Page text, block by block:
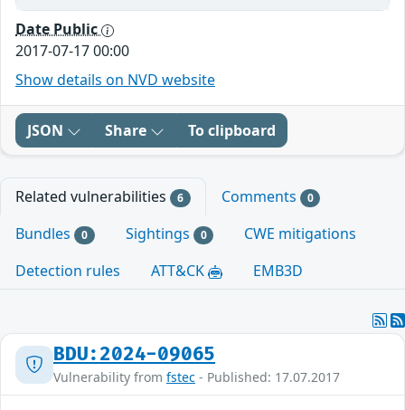
Date Public
2017-07-17 00:00
Show details on NVD website
JSON Share To clipboard
Related vulnerabilities 6 Comments 0
Bundles 0 Sightings 0
CWE mitigations
Detection rules
ATT&CK EMB3D
BDU:2024-09065
Vulnerability from fstec - Published: 17.07.2017